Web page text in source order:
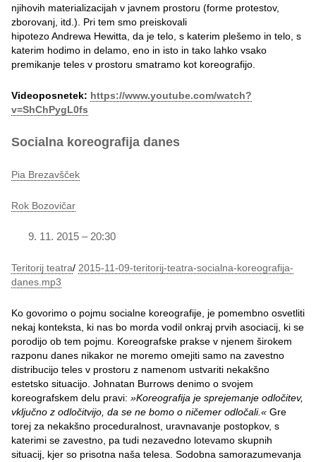
njihovih materializacijah v javnem prostoru (forme protestov,
zborovanj, itd.). Pri tem smo preiskovali
hipotezo Andrewa Hewitta, da je telo, s katerim plešemo in telo, s
katerim hodimo in delamo, eno in isto in tako lahko vsako
premikanje teles v prostoru smatramo kot koreografijo.
Videoposnetek: https://www.youtube.com/watch?
v=ShChPygL0fs
Socialna koreografija danes
Pia Brezavšček
Rok Bozovičar
11. 2015 – 20:30
Teritorij teatra/ 2015-11-09-teritorij-teatra-socialna-koreografija-
danes.mp3
Ko govorimo o pojmu socialne koreografije, je pomembno osvetliti
nekaj konteksta, ki nas bo morda vodil onkraj prvih asociacij, ki se
porodijo ob tem pojmu. Koreografske prakse v njenem širokem
razponu danes nikakor ne moremo omejiti samo na zavestno
distribucijo teles v prostoru z namenom ustvariti nekakšno
estetsko situacijo. Johnatan Burrows denimo o svojem
koreografskem delu pravi: »Koreografija je sprejemanje odločitev,
vključno z odločitvijo, da se ne bomo o ničemer odločali.« Gre
torej za nekakšno proceduralnost, uravnavanje postopkov, s
katerimi se zavestno, pa tudi nezavedno lotevamo skupnih
situacij, kjer so prisotna naša telesa. Sodobna samorazumevanja